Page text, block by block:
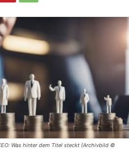
Was hinter dem Titel steckt (Archivbild ©